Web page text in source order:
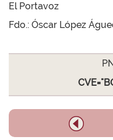
El Portavoz
Fdo.: Óscar López